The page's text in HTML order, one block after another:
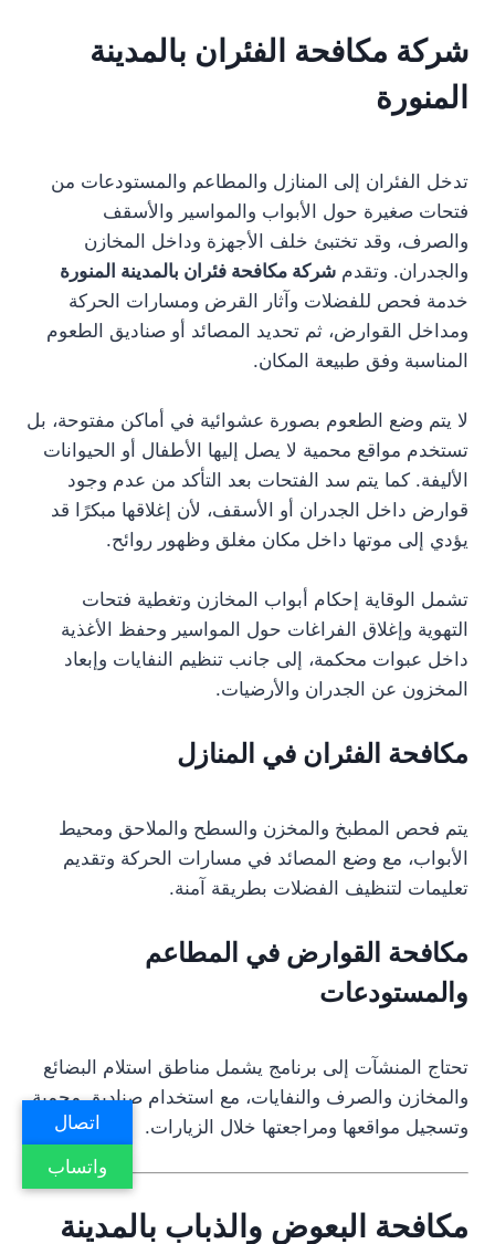
شركة مكافحة الفئران بالمدينة
المنورة
تدخل الفئران إلى المنازل والمطاعم والمستودعات من
فتحات صغيرة حول الأبواب والمواسير والأسقف
والصرف، وقد تختبئ خلف الأجهزة وداخل المخازن
والجدران. وتقدم شركة مكافحة فئران بالمدينة المنورة
خدمة فحص للفضلات وآثار القرض ومسارات الحركة
ومداخل القوارض، ثم تحديد المصائد أو صناديق الطعوم
المناسبة وفق طبيعة المكان.
لا يتم وضع الطعوم بصورة عشوائية في أماكن مفتوحة، بل
تستخدم مواقع محمية لا يصل إليها الأطفال أو الحيوانات
الأليفة. كما يتم سد الفتحات بعد التأكد من عدم وجود
قوارض داخل الجدران أو الأسقف، لأن إغلاقها مبكرًا قد
يؤدي إلى موتها داخل مكان مغلق وظهور روائح.
تشمل الوقاية إحكام أبواب المخازن وتغطية فتحات
التهوية وإغلاق الفراغات حول المواسير وحفظ الأغذية
داخل عبوات محكمة، إلى جانب تنظيم النفايات وإبعاد
المخزون عن الجدران والأرضيات.
مكافحة الفئران في المنازل
يتم فحص المطبخ والمخزن والسطح والملاحق ومحيط
الأبواب، مع وضع المصائد في مسارات الحركة وتقديم
تعليمات لتنظيف الفضلات بطريقة آمنة.
مكافحة القوارض في المطاعم
والمستودعات
تحتاج المنشآت إلى برنامج يشمل مناطق استلام البضائع
والمخازن والصرف والنفايات، مع استخدام صناديق محمية
وتسجيل مواقعها ومراجعتها خلال الزيارات.
مكافحة البعوض والذباب بالمدينة
اتصال
واتساب